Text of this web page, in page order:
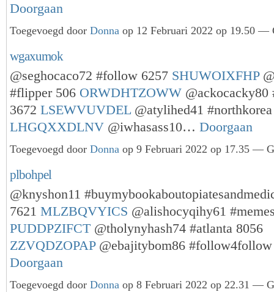
Doorgaan
Toegevoegd door Donna op 12 Februari 2022 op 19.50 —
wgaxumok
@seghocaco72 #follow 6257 SHUWOIXFHP
#flipper 506 ORWDHTZOWW
3672 LSEWVUVDEL @atylihed41
LHGQXXDLNV @iwhasass10… Doorgaan
Toegevoegd door Donna op 9 Februari 2022 op 17.35 —
plbohpel
@knyshon11
7621 MLZBQVYICS @alishocyqihy61
PUDDPZIFCT @tholynyhash74 #atlanta 8056
ZZVQDZOPAP@ebajitybom86
Doorgaan
Toegevoegd door Donna op 8 Februari 2022 op 22.31 —